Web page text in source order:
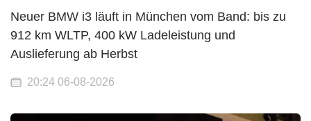
Neuer BMW i3 läuft in München vom Band: bis zu
912 km WLTP, 400 kW Ladeleistung und
Auslieferung ab Herbst
20:24 06-08-2026